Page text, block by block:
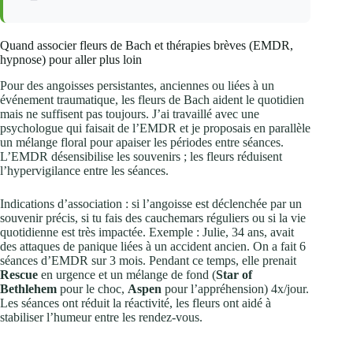
Quand associer fleurs de Bach et thérapies brèves (EMDR,
hypnose) pour aller plus loin
Pour des angoisses persistantes, anciennes ou liées à un
événement traumatique, les fleurs de Bach aident le quotidien
mais ne suffisent pas toujours. J’ai travaillé avec une
psychologue qui faisait de l’EMDR et je proposais en parallèle
un mélange floral pour apaiser les périodes entre séances.
L’EMDR désensibilise les souvenirs ; les fleurs réduisent
l’hypervigilance entre les séances.
Indications d’association : si l’angoisse est déclenchée par un
souvenir précis, si tu fais des cauchemars réguliers ou si la vie
quotidienne est très impactée. Exemple : Julie, 34 ans, avait
des attaques de panique liées à un accident ancien. On a fait 6
séances d’EMDR sur 3 mois. Pendant ce temps, elle prenait
Rescue en urgence et un mélange de fond (Star of
Bethlehem pour le choc, Aspen pour l’appréhension) 4x/jour.
Les séances ont réduit la réactivité, les fleurs ont aidé à
stabiliser l’humeur entre les rendez-vous.